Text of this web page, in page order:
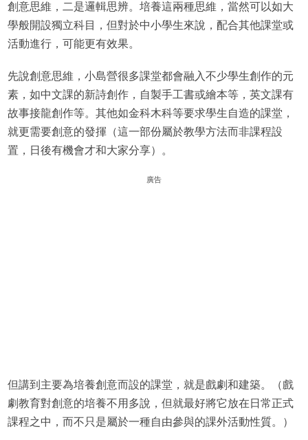
創意思維，二是邏輯思辨。培養這兩種思維，當然可以如大
學般開設獨立科目，但對於中小學生來說，配合其他課堂或
活動進行，可能更有效果。
先說創意思維，小島營很多課堂都會融入不少學生創作的元
素，如中文課的新詩創作，自製手工書或繪本等，英文課有
故事接龍創作等。其他如金科木科等要求學生自造的課堂，
就更需要創意的發揮（這一部份屬於教學方法而非課程設
置，日後有機會才和大家分享）。
廣告
但講到主要為培養創意而設的課堂，就是戲劇和建築。（戲
劇教育對創意的培養不用多說，但就最好將它放在日常正式
課程之中，而不只是屬於一種自由參與的課外活動性質。）